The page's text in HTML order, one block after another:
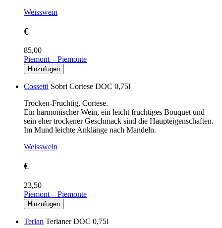
Weisswein
€
85,00
Piemont – Piemonte
Cossetti Sobri Cortese DOC 0,75l
Trocken-Fruchtig, Cortese.
Ein harmonischer Wein, ein leicht fruchtiges Bouquet und
sein eher trockener Geschmack sind die Haupteigenschaften.
Im Mund leichte Anklänge nach Mandeln.
Weisswein
€
23,50
Piemont – Piemonte
Terlan Terlaner DOC 0,75l